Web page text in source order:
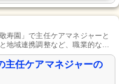
寿園」で主任ケアマネジャーと
地域連携調整など、職業的な面
平均有休取得11日で働くことが
す。
主任ケアマネジャーの